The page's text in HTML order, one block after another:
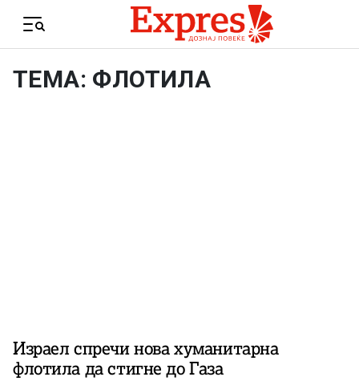
Menu
ТЕМА: ФЛОТИЛА
Израел спречи нова хуманитарна
флотила да стигне до Газа